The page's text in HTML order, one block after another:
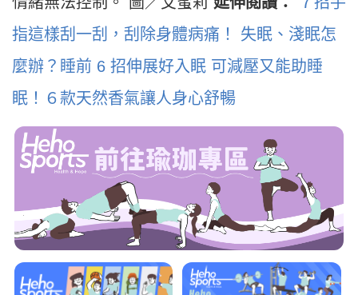
指這樣刮一刮，刮除身體病痛！
失眠、淺眠怎
麼辦？睡前 6 招伸展好入眠 可減壓又能助睡
眠！６款天然香氣讓人身心舒暢